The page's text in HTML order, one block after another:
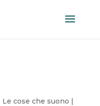
Le cose che suono |